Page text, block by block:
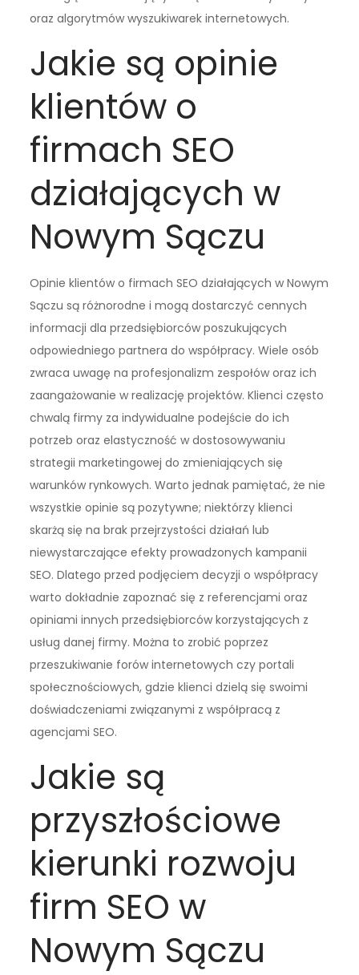
oraz algorytmów wyszukiwarek internetowych.
Jakie są opinie
klientów o
firmach SEO
działających w
Nowym Sączu
Opinie klientów o firmach SEO działających w Nowym
Sączu są różnorodne i mogą dostarczyć cennych
informacji dla przedsiębiorców poszukujących
odpowiedniego partnera do współpracy. Wiele osób
zwraca uwagę na profesjonalizm zespołów oraz ich
zaangażowanie w realizację projektów. Klienci często
chwalą firmy za indywidualne podejście do ich
potrzeb oraz elastyczność w dostosowywaniu
strategii marketingowej do zmieniających się
warunków rynkowych. Warto jednak pamiętać, że nie
wszystkie opinie są pozytywne; niektórzy klienci
skarżą się na brak przejrzystości działań lub
niewystarczające efekty prowadzonych kampanii
SEO. Dlatego przed podjęciem decyzji o współpracy
warto dokładnie zapoznać się z referencjami oraz
opiniami innych przedsiębiorców korzystających z
usług danej firmy. Można to zrobić poprzez
przeszukiwanie forów internetowych czy portali
społecznościowych, gdzie klienci dzielą się swoimi
doświadczeniami związanymi z współpracą z
agencjami SEO.
Jakie są
przyszłościowe
kierunki rozwoju
firm SEO w
Nowym Sączu